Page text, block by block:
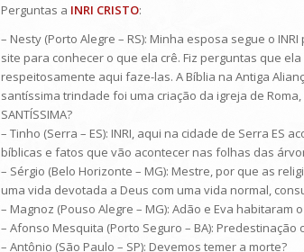
Perguntas a INRI CRISTO:
– Nesty (Porto Alegre – RS): Minha esposa segue o
site para conhecer o que ela crê. Fiz perguntas que
respeitosamente aqui faze-las. A Bíblia na Antiga
santíssima trindade foi uma criação da igreja de
SANTÍSSIMA?
– Tinho (Serra – ES): INRI, aqui na cidade de Serra ES
bíblicas e fatos que vão acontecer nas folhas das
– Sérgio (Belo Horizonte – MG): Mestre, por que as
uma vida devotada a Deus com uma vida normal,
– Magnoz (Pouso Alegre – MG): Adão e Eva
– Afonso Mesquita (Porto Seguro – BA):
– Antônio (São Paulo – SP): Devemos temer a morte?